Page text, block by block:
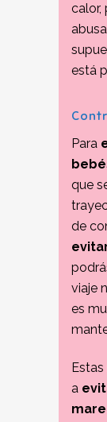
calor,
está
Para
que
de
viaje
es
a